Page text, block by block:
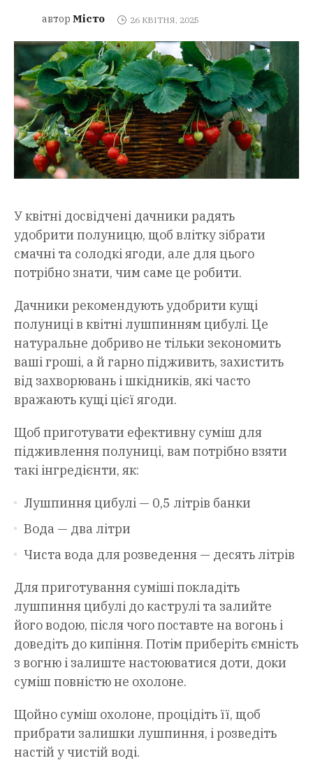
автор Місто 26 КВІТНЯ, 2025
У квітні досвідчені дачники радять
удобрити полуницю, щоб влітку зібрати
смачні та солодкі ягоди, але для цього
потрібно знати, чим саме це робити.
Дачники рекомендують удобрити кущі
полуниці в квітні лушпинням цибулі. Це
натуральне добриво не тільки зекономить
ваші гроші, а й гарно підживить, захистить
від захворювань і шкідників, які часто
вражають кущі цієї ягоди.
Щоб приготувати ефективну суміш для
підживлення полуниці, вам потрібно взяти
такі інгредієнти, як:
Лушпиння цибулі — 0,5 літрів банки
Вода — два літри
Чиста вода для розведення — десять літрів
Для приготування суміші покладіть
лушпиння цибулі до каструлі та залийте
його водою, після чого поставте на вогонь і
доведіть до кипіння. Потім приберіть ємність
з вогню і залиште настоюватися доти, доки
суміш повністю не охолоне.
Щойно суміш охолоне, процідіть її, щоб
прибрати залишки лушпиння, і розведіть
настій у чистій воді.